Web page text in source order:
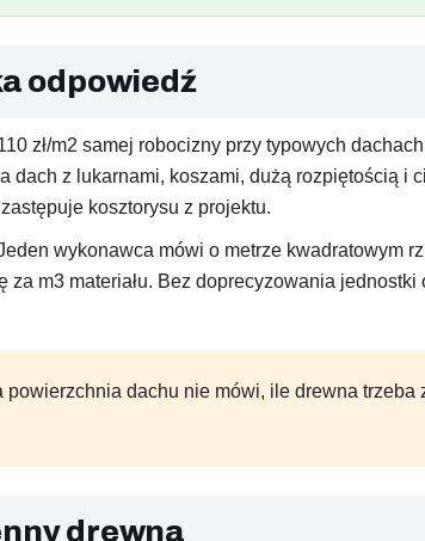
odpowiedź
zł/m2 samej robocizny przy typowych
dach z lukarnami, koszami, dużą rozpiętością i
kosztorysu z projektu.
wykonawca mówi o metrze kwadratowym
m3 materiału. Bez doprecyzowania jednostki
dachu nie mówi, ile drewna trzeba
drewna